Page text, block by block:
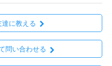
に教える
問い合わせる